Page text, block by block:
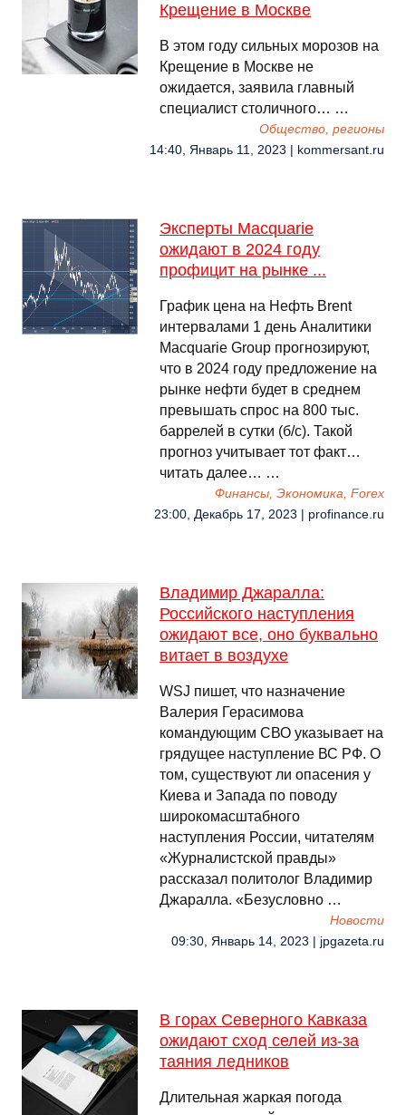
Крещение в Москве
В этом году сильных морозов на
Крещение в Москве не
ожидается, заявила главный
специалист столичного… …
Общество, регионы
14:40, Январь 11, 2023 | kommersant.ru
Эксперты Macquarie
ожидают в 2024 году
профицит на рынке ...
График цена на Нефть Brent
интервалами 1 день Аналитики
Macquarie Group прогнозируют,
что в 2024 году предложение на
рынке нефти будет в среднем
превышать спрос на 800 тыс.
баррелей в сутки (б/с). Такой
прогноз учитывает тот факт…
читать далее… …
Финансы, Экономика, Forex
23:00, Декабрь 17, 2023 | profinance.ru
Владимир Джаралла:
Российского наступления
ожидают все, оно буквально
витает в воздухе
WSJ пишет, что назначение
Валерия Герасимова
командующим СВО указывает на
грядущее наступление ВС РФ. О
том, существуют ли опасения у
Киева и Запада по поводу
широкомасштабного
наступления России, читателям
«Журналистской правды»
рассказал политолог Владимир
Джаралла. «Безусловно …
Новости
09:30, Январь 14, 2023 | jpgazeta.ru
В горах Северного Кавказа
ожидают сход селей из-за
таяния ледников
Длительная жаркая погода